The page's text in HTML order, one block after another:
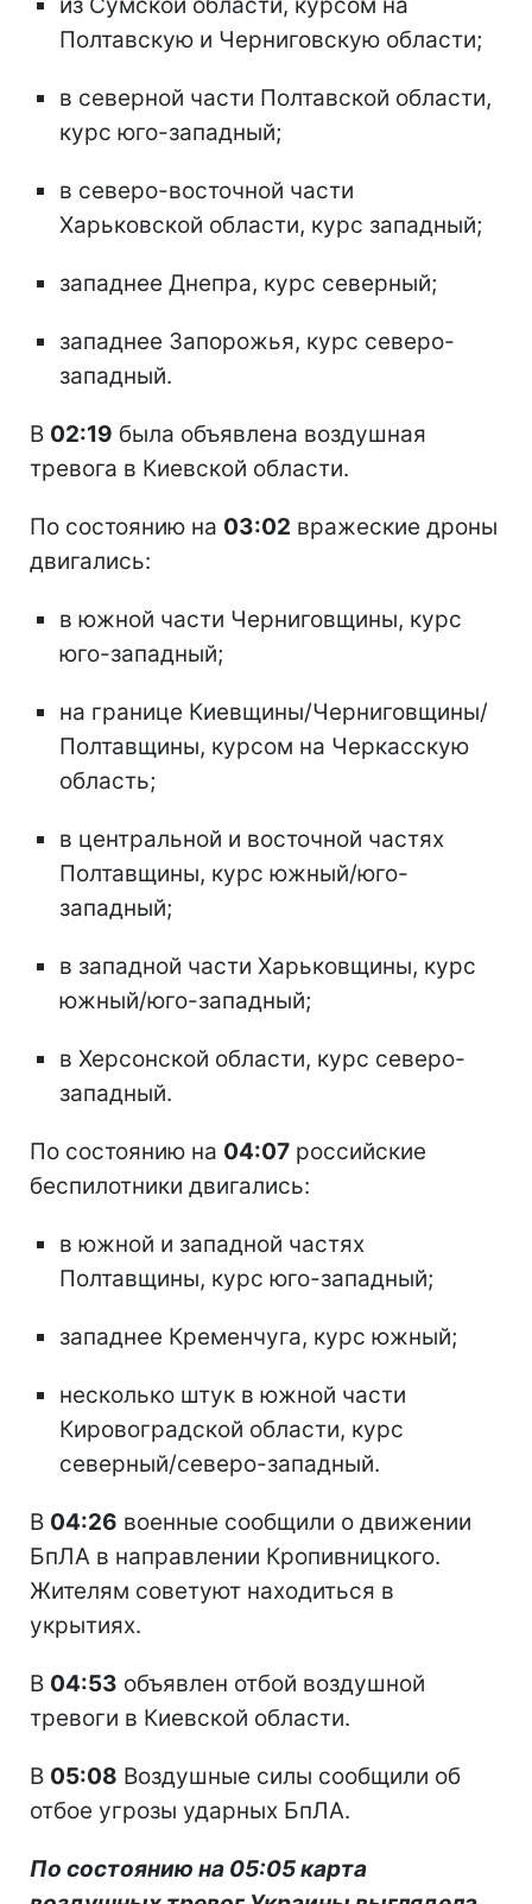
Полтавскую и Черниговскую области;
в северной части Полтавской области,
курс юго-западный;
в северо-восточной части
Харьковской области, курс западный;
западнее Днепра, курс северный;
западнее Запорожья, курс северо-
западный.
В 02:19 была объявлена воздушная
тревога в Киевской области.
По состоянию на 03:02 вражеские дроны
двигались:
в южной части Черниговщины, курс
юго-западный;
на границе Киевщины/Черниговщины/
Полтавщины, курсом на Черкасскую
область;
в центральной и восточной частях
Полтавщины, курс южный/юго-
западный;
в западной части Харьковщины, курс
южный/юго-западный;
в Херсонской области, курс северо-
западный.
По состоянию на 04:07 российские
беспилотники двигались:
в южной и западной частях
Полтавщины, курс юго-западный;
западнее Кременчуга, курс южный;
несколько штук в южной части
Кировоградской области, курс
северный/северо-западный.
В 04:26 военные сообщили о движении
БпЛА в направлении Кропивницкого.
Жителям советуют находиться в
укрытиях.
В 04:53 объявлен отбой воздушной
тревоги в Киевской области.
В 05:08 Воздушные силы сообщили об
отбое угрозы ударных БпЛА.
По состоянию на 05:05 карта